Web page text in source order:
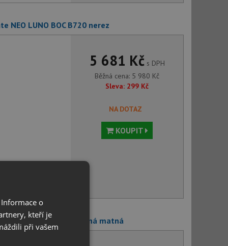
NEO LUNO BOC B720 nerez
5 681 Kčs DPH
Běžná cena: 5 980 Kč
Sleva: 299 Kč
NA DOTAZ
KOUPIT
LUNO BOC N72M černá matná
o
kteří je
při vašem